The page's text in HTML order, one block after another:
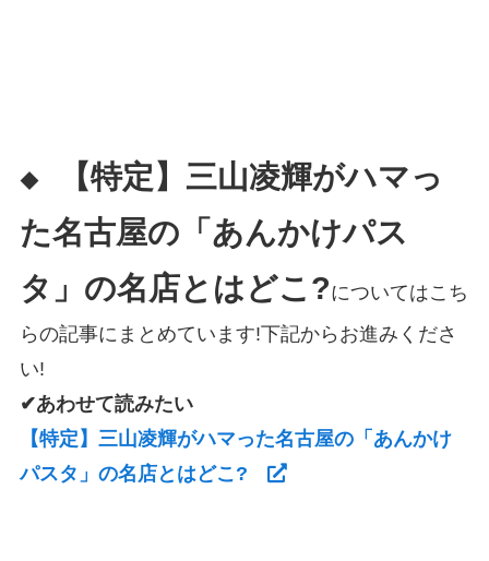
◆
【特定】三山凌輝がハマっ
た名古屋の「あんかけパス
タ」の名店とはどこ?についてはこち
らの記事にまとめています!下記からお進みくださ
い!
✔あわせて読みたい
【特定】三山凌輝がハマった名古屋の「あんかけ
パスタ」の名店とはどこ?